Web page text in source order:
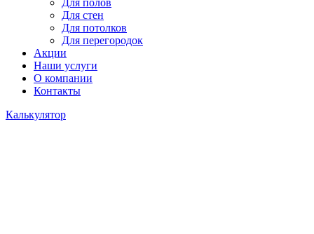
Для полов
Для стен
Для потолков
Для перегородок
Акции
Наши услуги
О компании
Контакты
Калькулятор